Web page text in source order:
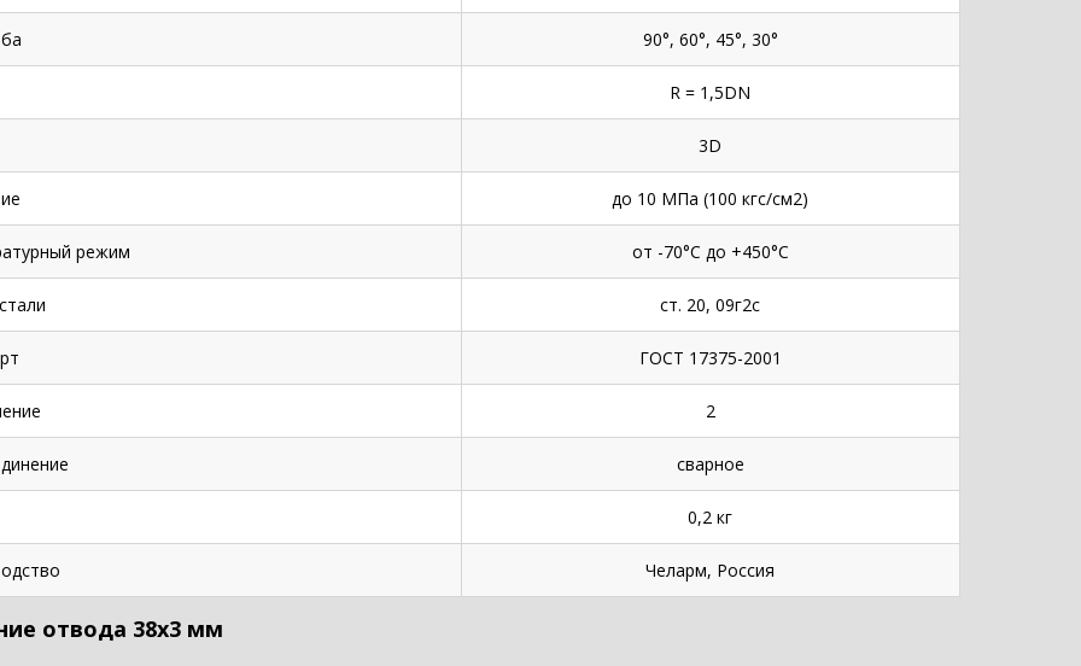
90°, 60°, 45°, 30°
R = 1,5DN
3D
до 10 МПа (100 кгс/см2)
режим от -70°С до +450°С
ст. 20, 09г2с
ГОСТ 17375-2001
2
сварное
0,2 кг
Челарм, Россия
отвода 38х3 мм